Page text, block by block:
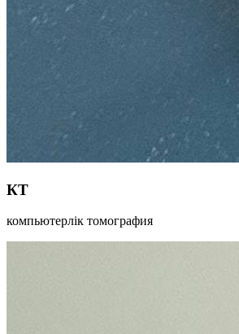
КТ
компьютерлік томография